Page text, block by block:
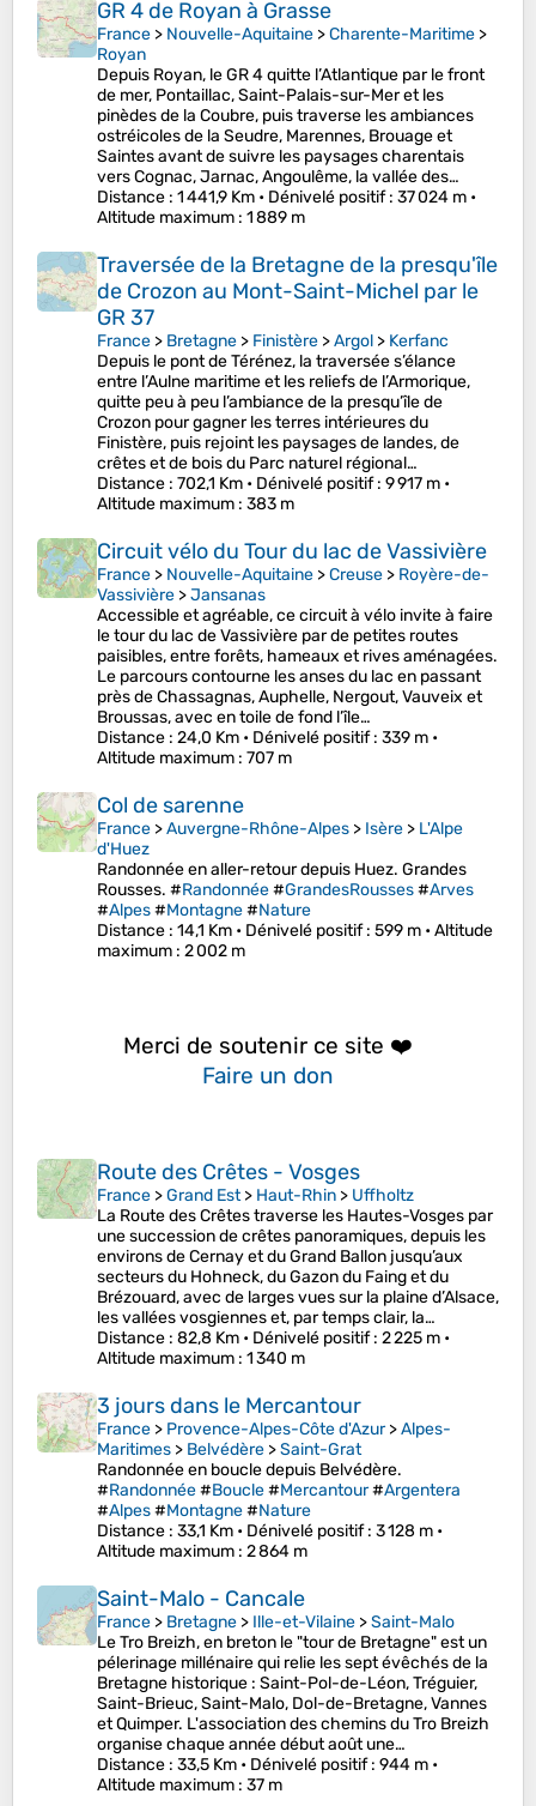
GR 4 de Royan à Grasse
France > Nouvelle-Aquitaine >Charente-Maritime >
Royan
Depuis Royan, le GR 4 quitte l’Atlantique par le front
de mer, Pontaillac, Saint-Palais-sur-Mer et les
pinèdes de la Coubre, puis traverse les ambiances
ostréicoles de la Seudre, Marennes, Brouage et
Saintes avant de suivre les paysages charentais
vers Cognac, Jarnac, Angoulême, la vallée des…
Distance : 1 441,9 Km • Dénivelé positif: 37 024 m •
Altitude maximum : 1 889 m
Traversée de la Bretagne de la presqu'île
de Crozon au Mont-Saint-Michel par le
GR 37
France > Bretagne > Finistère >Argol > Kerfanc
Depuis le pont de Térénez, la traversée s’élance
entre l’Aulne maritime et les reliefs de l’Armorique,
quitte peu à peu l’ambiance de la presqu’île de
Crozon pour gagner les terres intérieures du
Finistère, puis rejoint les paysages de landes, de
crêtes et de bois du Parc naturel régional…
Distance : 702,1 Km • Dénivelé positif: 9 917 m •
Altitude maximum : 383 m
Circuit vélo du Tour du lac de Vassivière
France > Nouvelle-Aquitaine >Creuse > Royère-de-
Vassivière >Jansanas
Accessible et agréable, ce circuit à vélo invite à faire
le tour du lac de Vassivière par de petites routes
paisibles, entre forêts, hameaux et rives aménagées.
Le parcours contourne les anses du lac en passant
près de Chassagnas, Auphelle, Nergout, Vauveix et
Broussas, avec en toile de fond l’île…
Distance : 24,0 Km • Dénivelé positif: 339 m •
Altitude maximum : 707 m
Col de sarenne
France >Auvergne-Rhône-Alpes > Isère > L'Alpe
d'Huez
Randonnée en aller-retour depuis Huez. Grandes
Rousses. #Randonnée#GrandesRousses#Arves
#Alpes#Montagne#Nature
Distance : 14,1 Km • Dénivelé positif: 599 m •Altitude
maximum : 2 002 m
Merci de soutenir ce site ❤️
Faire un don
Route des Crêtes - Vosges
France >Grand Est> Haut-Rhin > Uffholtz
La Route des Crêtes traverse les Hautes-Vosges par
une succession de crêtes panoramiques, depuis les
environs de Cernay et du Grand Ballon jusqu’aux
secteurs du Hohneck, du Gazon du Faing et du
Brézouard, avec de larges vues sur la plaine d’Alsace,
les vallées vosgiennes et, par temps clair, la…
Distance : 82,8 Km • Dénivelé positif: 2 225 m •
Altitude maximum : 1 340 m
3 jours dans le Mercantour
France > Provence-Alpes-Côte d'Azur>Alpes-
Maritimes > Belvédère >Saint-Grat
Randonnée en boucle depuis Belvédère.
#Randonnée#Boucle#Mercantour#Argentera
#Alpes#Montagne#Nature
Distance : 33,1 Km • Dénivelé positif: 3 128 m •
Altitude maximum : 2 864 m
Saint-Malo - Cancale
France > Bretagne > Ille-et-Vilaine >Saint-Malo
Le Tro Breizh, en breton le "tour de Bretagne" est un
pélerinage millénaire qui relie les sept évêchés de la
Bretagne historique : Saint-Pol-de-Léon, Tréguier,
Saint-Brieuc, Saint-Malo, Dol-de-Bretagne, Vannes
et Quimper. L'association des chemins du Tro Breizh
organise chaque année début août une…
Distance : 33,5 Km • Dénivelé positif: 944 m •
Altitude maximum : 37 m